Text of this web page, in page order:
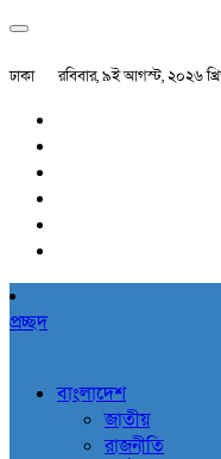
ঢাকা রবিবার, ৯ই আগস্ট, ২০২৬
প্রচ্ছদ
বাংলাদেশ
জাতীয়
রাজনীতি